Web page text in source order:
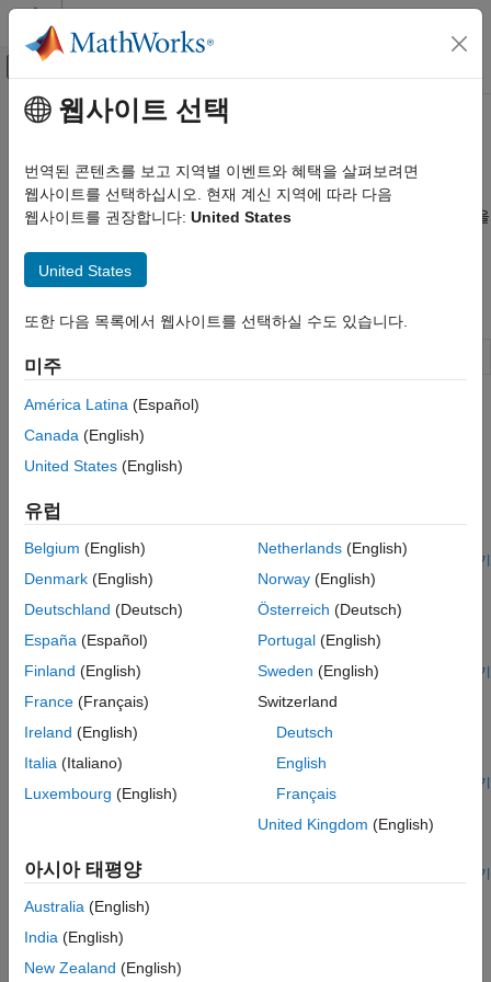
콘텐츠로 바로 가기
오프캔버스 탐색 메뉴 토글
문서 홈
Audio Toolbox
AI를 사용한 오디오 처리
카테고리
음성 인식
화자 인식 및 화자 구분
음원 분리
3차원 오디오
주요 콘텐츠
음성 향상
음성 신호의 품질 개선
음성 향상에는 잡음을 제거하고 명료도를 높여 음성 신호의 품질을
워크플로에 적용하는 방법을 확인하십시오.
함수
enhanceSpeech
추천 예제
딥러닝 신경망을 사용하여 음성 잡음 제거하기
제거하는 방법을 다룹니다. 이 예제에서는 동일한 작업에 적용된
두 가지 유형의 신경망, 즉 완전 연결 신경망과 컨벌루션 신경망을
비교합니다.
라이브 스크립트 열기
3-D Speech Enhancement Using Trained Filter and Sum
Perform speech enhancement using a pretrained filter and sum
network (FaSNet) with ambisonic data.
라이브 스크립트 열기
Learning
Train a filter and sum network (FaSNet) to perform speech
enhancement using ambisonic data.
라이브 스크립트 열기
Dereverberate Speech Using Deep Learning Networks
Train a deep learning model that removes reverberation from
라이브 스크립트 열기
이 페이지가 얼마나 도움이 되었습니까?
웹사이트 선택
번역된 콘텐츠를 보고 지역별 이벤트와 혜택을 살펴보려면
웹사이트를 선택하십시오. 현재 계신 지역에 따라 다음
웹사이트를 권장합니다: United States
United States
또한 다음 목록에서 웹사이트를 선택하실 수도 있습니다.
미주
América Latina (Español)
Canada (English)
United States (English)
유럽
Belgium (English)
Denmark (English)
Deutschland (Deutsch)
España (Español)
Finland (English)
France (Français)
Ireland (English)
Italia (Italiano)
Luxembourg (English)
Netherlands(English)
Norway(English)
Österreich (Deutsch)
Portugal(English)
Sweden (English)
Switzerland
Deutsch
English
Français
United Kingdom (English)
아시아 태평양
Australia (English)
India (English)
New Zealand (English)